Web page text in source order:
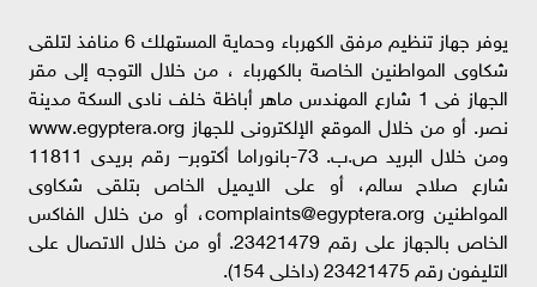
يوفر جهاز تنظيم مرفق الكهرباء وحماية المستهلك 6 منافذ لتلقى
شكاوى المواطنين الخاصة بالكهرباء ، من خلال التوجه إلى مقر
الجھاز فى 1 شارع المهندس ماھر أباظة خلف نادى السكة مدینة
نصر. أو من خلال الموقع الإلكترونى للجھاز www.egyptera.org
ومن خلال البرید ص.ب. 73-بانوراما أكتوبر– رقم بریدى 11811
شارع صلاح سالم، أو على الایمیل الخاص بتلقى شكاوى
المواطنينcomplaints@egyptera.org، أو من خلال الفاكس
الخاص بالجهاز على رقم 23421479. أو من خلال الاتصال على
التلیفون رقم 23421475 (داخلى 154).